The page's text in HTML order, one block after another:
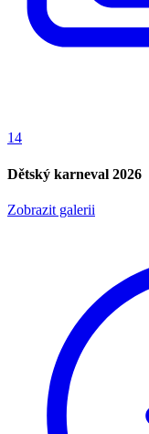
14
Dětský karneval 2026
Zobrazit galerii